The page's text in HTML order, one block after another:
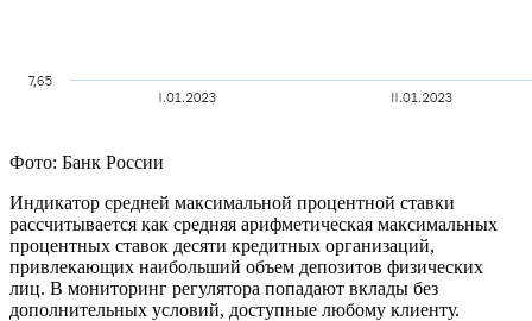
Фото: Банк России
Индикатор средней максимальной процентной ставки
рассчитывается как средняя арифметическая максимальных
процентных ставок десяти кредитных организаций,
привлекающих наибольший объем депозитов физических
лиц. В мониторинг регулятора попадают вклады без
дополнительных условий, доступные любому клиенту.